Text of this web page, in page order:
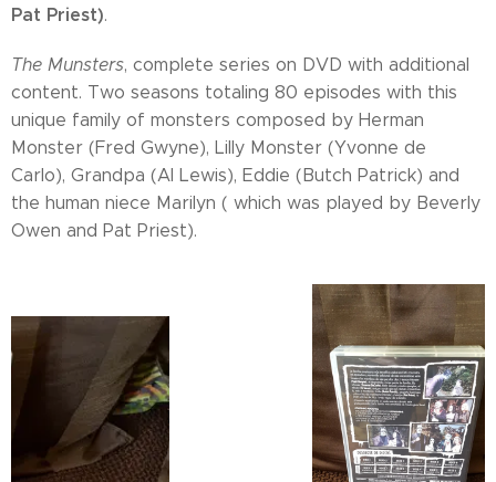
Pat Priest).
The Munsters, complete series on DVD with additional
content. Two seasons totaling 80 episodes with this
unique family of monsters composed by Herman
Monster (Fred Gwyne), Lilly Monster (Yvonne de
Carlo), Grandpa (Al Lewis), Eddie (Butch Patrick) and
the human niece Marilyn ( which was played by Beverly
Owen and Pat Priest).